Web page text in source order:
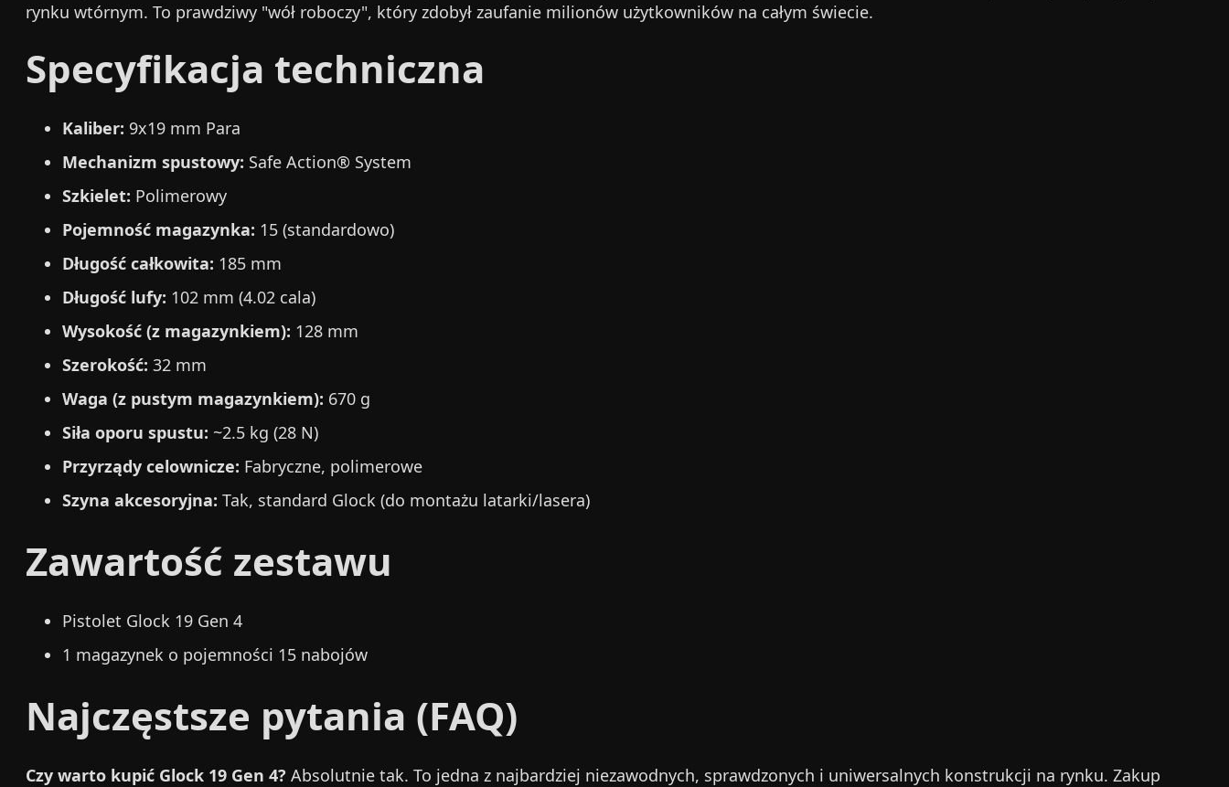
rynku wtórnym. To prawdziwy "wół roboczy", który zdobył zaufanie milionów użytkowników na całym świecie.
Specyfikacja techniczna
Kaliber: 9x19 mm Para
Mechanizm spustowy: Safe Action® System
Szkielet: Polimerowy
Pojemność magazynka: 15 (standardowo)
Długość całkowita: 185 mm
Długość lufy: 102 mm (4.02 cala)
Wysokość (z magazynkiem): 128 mm
Szerokość: 32 mm
Waga (z pustym magazynkiem): 670 g
Siła oporu spustu: ~2.5 kg (28 N)
Przyrządy celownicze: Fabryczne, polimerowe
Szyna akcesoryjna: Tak, standard Glock (do montażu latarki/lasera)
Zawartość zestawu
Pistolet Glock 19 Gen 4
1 magazynek o pojemności 15 nabojów
Najczęstsze pytania (FAQ)
Czy warto kupić Glock 19 Gen 4? Absolutnie tak. To jedna z najbardziej niezawodnych, sprawdzonych i uniwersalnych konstrukcji na rynku. Zakup